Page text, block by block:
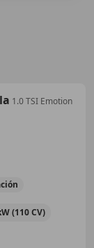
1.0 TSI Emotion
(110 CV)